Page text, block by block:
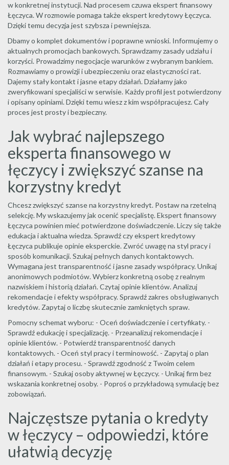
w konkretnej instytucji. Nad procesem czuwa ekspert finansowy
Łęczyca. W rozmowie pomaga także ekspert kredytowy Łęczyca.
Dzięki temu decyzja jest szybsza i pewniejsza.
Dbamy o komplet dokumentów i poprawne wnioski. Informujemy o
aktualnych promocjach bankowych. Sprawdzamy zasady udziału i
korzyści. Prowadzimy negocjacje warunków z wybranym bankiem.
Rozmawiamy o prowizji i ubezpieczeniu oraz elastyczności rat.
Dajemy stały kontakt i jasne etapy działań. Działamy jako
zweryfikowani specjaliści w serwisie. Każdy profil jest potwierdzony
i opisany opiniami. Dzięki temu wiesz z kim współpracujesz. Cały
proces jest prosty i bezpieczny.
Jak wybrać najlepszego
eksperta finansowego w
łęczycy i zwiększyć szanse na
korzystny kredyt
Chcesz zwiększyć szanse na korzystny kredyt. Postaw na rzetelną
selekcję. My wskazujemy jak ocenić specjalistę. Ekspert finansowy
Łęczyca powinien mieć potwierdzone doświadczenie. Liczy się także
edukacja i aktualna wiedza. Sprawdź czy ekspert kredytowy
Łęczyca publikuje opinie eksperckie. Zwróć uwagę na styl pracy i
sposób komunikacji. Szukaj pełnych danych kontaktowych.
Wymagana jest transparentność i jasne zasady współpracy. Unikaj
anonimowych podmiotów. Wybierz konkretną osobę z realnym
nazwiskiem i historią działań. Czytaj opinie klientów. Analizuj
rekomendacje i efekty współpracy. Sprawdź zakres obsługiwanych
kredytów. Zapytaj o liczbę skutecznie zamkniętych spraw.
Pomocny schemat wyboru: - Oceń doświadczenie i certyfikaty. -
Sprawdź edukację i specjalizację. - Przeanalizuj rekomendacje i
opinie klientów. - Potwierdź transparentność danych
kontaktowych. - Oceń styl pracy i terminowość. - Zapytaj o plan
działań i etapy procesu. - Sprawdź zgodność z Twoim celem
finansowym. - Szukaj osoby aktywnej w Łęczycy. - Unikaj firm bez
wskazania konkretnej osoby. - Poproś o przykładową symulację bez
zobowiązań.
Najczęstsze pytania o kredyty
w łęczycy – odpowiedzi, które
ułatwią decyzję